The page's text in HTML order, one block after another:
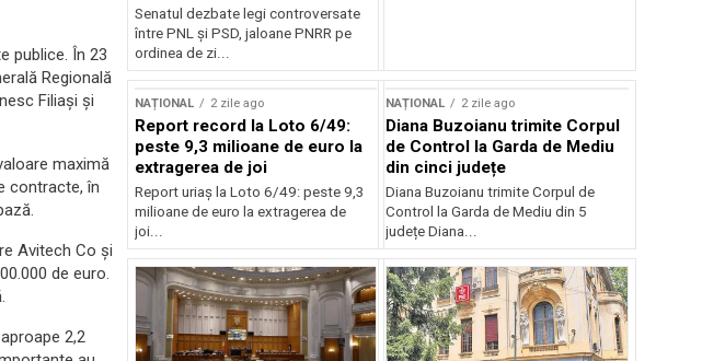
publice. În 23
Regională
Filiași și
maximă
contracte, în
Avitech Co și
de euro.
2,2
Senatul dezbate legi controversate
între PNL și PSD, jaloane PNRR pe
ordinea de zi...
NAȚIONAL 2 zile ago
Report record la Loto 6/49:
peste 9,3 milioane de euro la
extragerea de joi
Report uriaș la Loto 6/49: peste 9,3
milioane de euro la extragerea de
joi...
NAȚIONAL 2 zile ago
Diana Buzoianu trimite Corpul
de Control la Garda de Mediu
din cinci județe
Diana Buzoianu trimite Corpul de
Control la Garda de Mediu din 5
județe Diana...